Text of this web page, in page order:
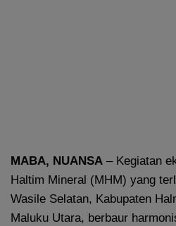
MABA, NUANSA – Kegiatan
Haltim Mineral (MHM) yang
Wasile Selatan, Kabupaten
Maluku Utara, berbaur